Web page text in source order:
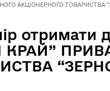
АКЦІОНЕРНОГО
отримати
КРАЙ”